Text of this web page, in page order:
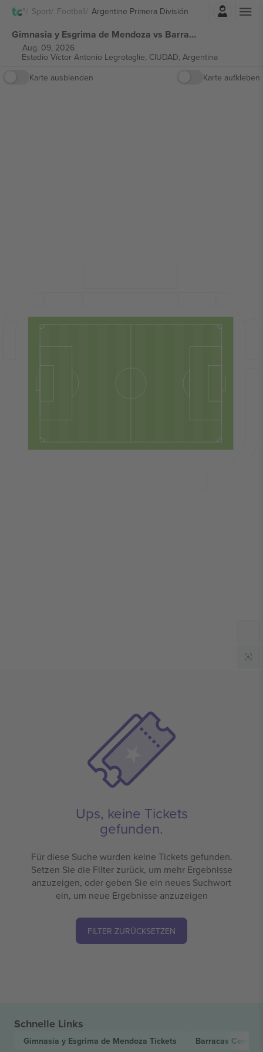
Sport Football Argentine Primera División
Einloggen
Gimnasia y Esgrima de Mendoza vs Barracas Central Argentine Primera División tickets
Aug. 09, 2026
Estadio Víctor Antonio Legrotaglie, CIUDAD, Argentina
Karte ausblenden
Karte aufkleben
Ups, keine Tickets
gefunden.
Für diese Suche wurden keine Tickets gefunden.
Setzen Sie die Filter zurück, um mehr Ergebnisse
anzuzeigen, oder geben Sie ein neues Suchwort
ein, um neue Ergebnisse anzuzeigen
FILTER ZURÜCKSETZEN
Schnelle Links
Gimnasia y Esgrima de Mendoza Tickets Barracas Central